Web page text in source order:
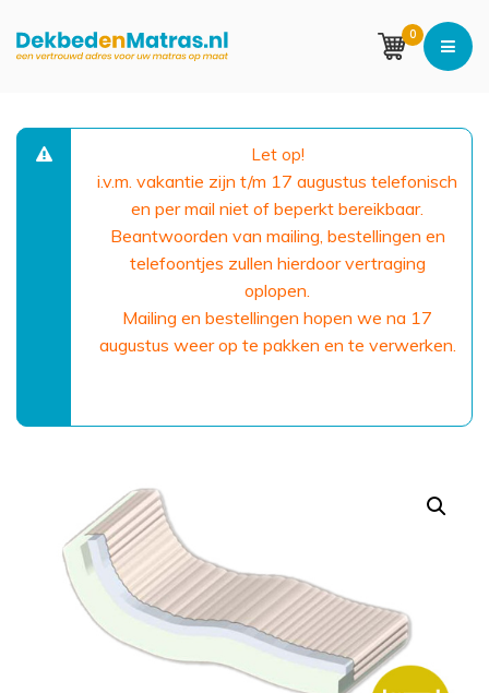
0
Let op!
i.v.m. vakantie zijn t/m 17 augustus telefonisch
en per mail niet of beperkt bereikbaar.
Beantwoorden van mailing, bestellingen en
telefoontjes zullen hierdoor vertraging
oplopen.
Mailing en bestellingen hopen we na 17
augustus weer op te pakken en te verwerken.